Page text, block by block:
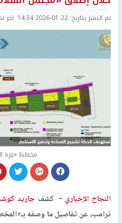
تم النشر بتاريخ: 2026-01-22 14:34 اخر
مخطط «غزة
النجاح الإخباري - كشف جاريد
ترامب، عن تفاصيل ما وصفه